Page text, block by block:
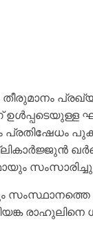
തീരുമാനം
ഉൾപ്പടെയുള്ള
പ്രതിഷേധം
സംസ്ഥാനത്തെ
രാഹുലിനെ